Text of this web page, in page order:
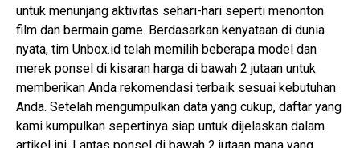
untuk menunjang aktivitas sehari-hari seperti menonton
film dan bermain game. Berdasarkan kenyataan di dunia
nyata, tim Unbox.id telah memilih beberapa model dan
merek ponsel di kisaran harga di bawah 2 jutaan untuk
memberikan Anda rekomendasi terbaik sesuai kebutuhan
Anda. Setelah mengumpulkan data yang cukup, daftar yang
kami kumpulkan sepertinya siap untuk dijelaskan dalam